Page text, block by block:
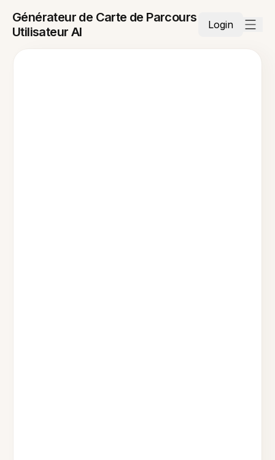
Générateur de Carte de Parcours
Utilisateur AI
Login